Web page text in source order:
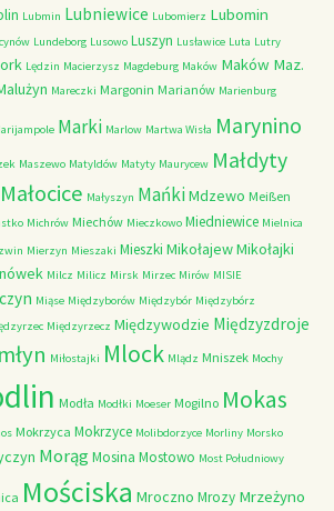
Lubmin Lubniewice Lubomierz Lubomin
Lundeborg Lusowo Luszyn Lusławice Luta Lutry
Lędzin Macierzysz Magdeburg Maków Maków Maz.
Mareczki Margonin Marianów Marienburg
Marki Marlow Martwa Wisła Marynino
Maszewo Matyldów Matyty Maurycew Małdyty
Małocice Małyszyn MańkiMdzewo Meißen
Michrów Miechów Mieczkowo Miedniewice Mielnica
Mierzyn Mieszaki Mieszki MikołajewMikołajki
Milcz Milicz Mirsk Mirzec Mirów MISIE
Miąse Międzyborów Międzybór Międzybórz
Międzyrzecz Międzywodzie Międzyzdroje
Miłostajki Mlock Mlądz Mniszek Mochy
Modła Modłki Moeser Mogilno Mokas
Mokrzyca Mokrzyce Molibdorzyce Morliny Morsko
MorągMosina Mostowo Most Południowy
Mościska Mroczno Mrozy Mrzeżyno